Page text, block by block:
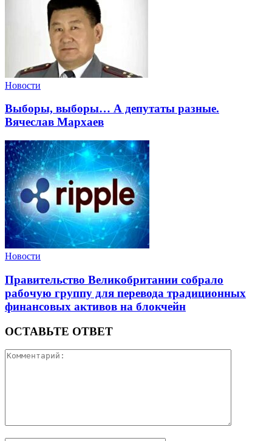
Новости
Выборы, выборы… А депутаты разные.
Вячеслав Мархаев
Новости
Правительство Великобритании собрало
рабочую группу для перевода традиционных
финансовых активов на блокчейн
ОСТАВЬТЕ ОТВЕТ